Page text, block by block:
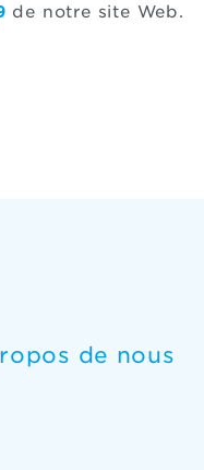
de notre site Web.
de nous